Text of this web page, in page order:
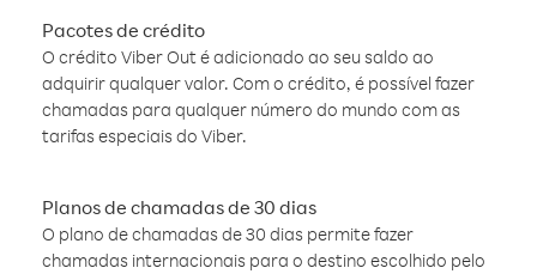
Pacotes de crédito
O crédito Viber Out é adicionado ao seu saldo ao
adquirir qualquer valor. Com o crédito, é possível fazer
chamadas para qualquer número do mundo com as
tarifas especiais do Viber.
Planos de chamadas de 30 dias
O plano de chamadas de 30 dias permite fazer
chamadas internacionais para o destino escolhido pelo